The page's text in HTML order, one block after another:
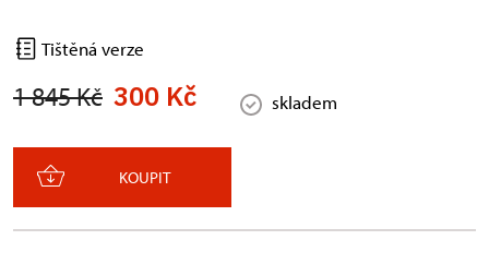
Tištěná verze
1 845 Kč 300 Kč skladem
KOUPIT